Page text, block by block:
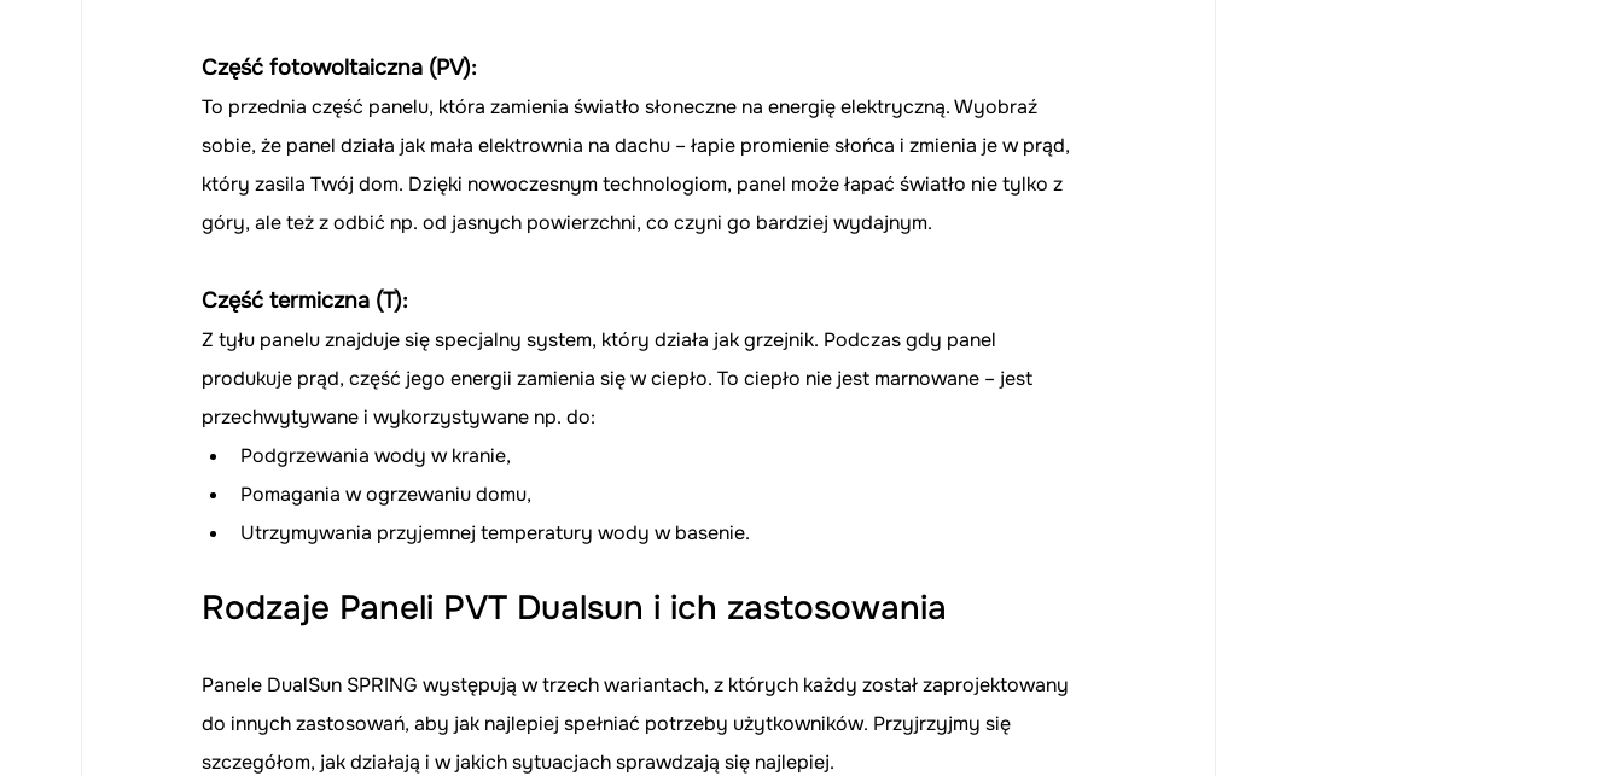
Część fotowoltaiczna (PV):
To przednia część panelu, która zamienia światło słoneczne na energię elektryczną. Wyobraź
sobie, że panel działa jak mała elektrownia na dachu – łapie promienie słońca i zmienia je w prąd,
który zasila Twój dom. Dzięki nowoczesnym technologiom, panel może łapać światło nie tylko z
góry, ale też z odbić np. od jasnych powierzchni, co czyni go bardziej wydajnym.
Część termiczna (T):
Z tyłu panelu znajduje się specjalny system, który działa jak grzejnik. Podczas gdy panel
produkuje prąd, część jego energii zamienia się w ciepło. To ciepło nie jest marnowane – jest
przechwytywane i wykorzystywane np. do:
Podgrzewania wody w kranie,
Pomagania w ogrzewaniu domu,
Utrzymywania przyjemnej temperatury wody w basenie.
Rodzaje Paneli PVT Dualsun i ich zastosowania
Panele DualSun SPRING występują w trzech wariantach, z których każdy został zaprojektowany
do innych zastosowań, aby jak najlepiej spełniać potrzeby użytkowników. Przyjrzyjmy się
szczegółom, jak działają i w jakich sytuacjach sprawdzają się najlepiej.